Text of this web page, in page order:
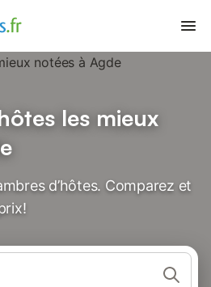
les mieux
d’hôtes. Comparez et